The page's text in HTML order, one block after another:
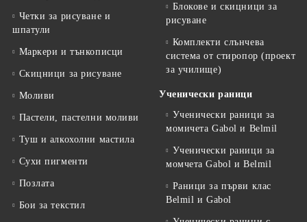
Четки за рисуване и
шпатули
Маркери и тънкописци
Скицници за рисуване
Моливи
Пастели, пастелни моливи
Туш и алкохолни мастила
Сухи пигменти
Позлата
Бои за текстил
Блокове и скицници за
рисуване
Комплекти слънчева
система от стиропор (проект
за училище)
Ученически раници
Ученически раници за
момичета Gabol и Belmil
Ученически раници за
момчета Gabol и Belmil
Раници за първи клас
Belmil и Gabol